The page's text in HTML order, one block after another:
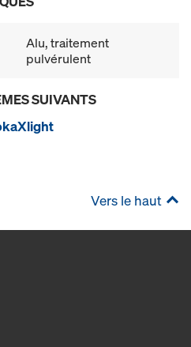
Alu, traitement
pulvérulent
SUIVANTS
Vers le haut